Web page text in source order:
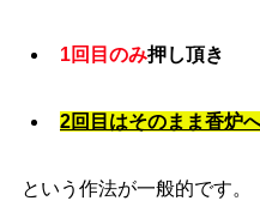
1回目のみ押し頂き
2回目はそのまま香炉
という作法が一般的です。